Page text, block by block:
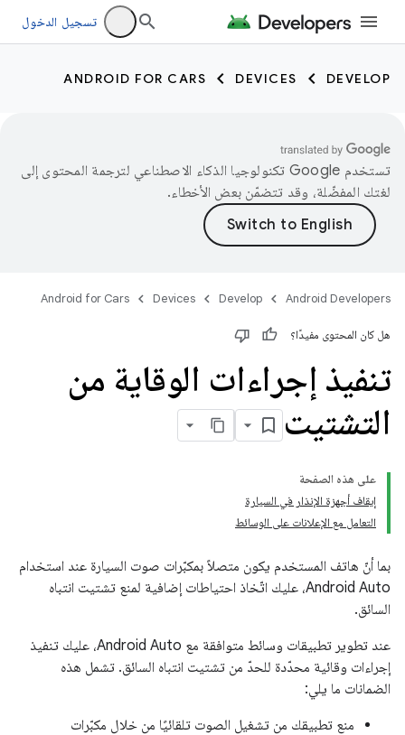
تسجيل الدخول
DEVELOP
DEVICES
ANDROID FOR CARS
تستخدم Google تكنولوجيا الذكاء الاصطناعي لترجمة المحتوى إلى
لغتك المفضّلة، وقد تتضمّن بعض الأخطاء.
Android Developers
Develop
Devices
Android for Cars
هل كان المحتوى مفيدًا؟
تنفيذ إجراءات الوقاية من
التشتيت
على هذه الصفحة
إيقاف أجهزة الإنذار في السيارة
التعامل مع الإعلانات على الوسائط
بما أنّ هاتف المستخدم يكون متصلاً بمكبّرات صوت السيارة عند استخدام
Android Auto، عليك اتّخاذ احتياطات إضافية لمنع تشتيت انتباه
السائق.
عند تطوير تطبيقات وسائط متوافقة مع Android Auto، عليك تنفيذ
إجراءات وقائية محدّدة للحدّ من تشتيت انتباه السائق. تشمل هذه
الضمانات ما يلي:
منع تطبيقك من تشغيل الصوت تلقائيًا من خلال مكبّرات